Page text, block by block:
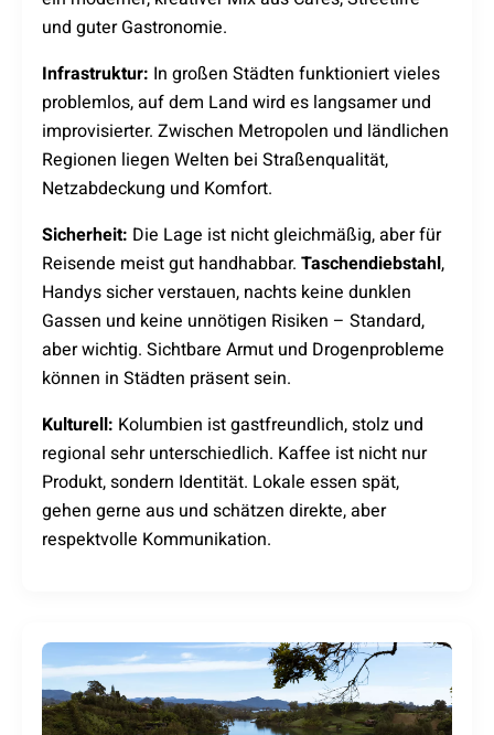
und guter Gastronomie.
Infrastruktur: In großen Städten funktioniert vieles
problemlos, auf dem Land wird es langsamer und
improvisierter. Zwischen Metropolen und ländlichen
Regionen liegen Welten bei Straßenqualität,
Netzabdeckung und Komfort.
Sicherheit: Die Lage ist nicht gleichmäßig, aber für
Reisende meist gut handhabbar. Taschendiebstahl,
Handys sicher verstauen, nachts keine dunklen
Gassen und keine unnötigen Risiken – Standard,
aber wichtig. Sichtbare Armut und Drogenprobleme
können in Städten präsent sein.
Kulturell: Kolumbien ist gastfreundlich, stolz und
regional sehr unterschiedlich. Kaffee ist nicht nur
Produkt, sondern Identität. Lokale essen spät,
gehen gerne aus und schätzen direkte, aber
respektvolle Kommunikation.